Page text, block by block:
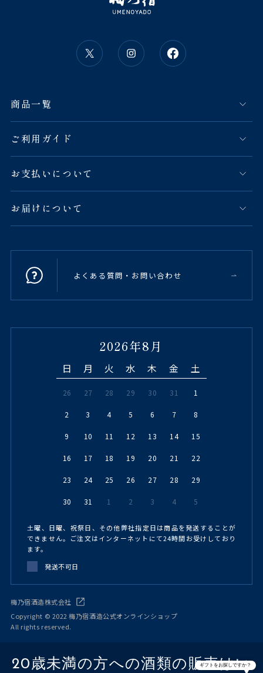
商品一覧
ご利用ガイド
お支払いについて
お届けについて
よくある質問・お問い合わせ
2026年8月
日 月 火 水 木 金 土
26 27 28 29 30 31 1
2 3 4 5 6 7 8
9 10 11 12 13 14 15
16 17 18 19 20 21 22
23 24 25 26 27 28 29
30 31 1 2 3 4 5
土曜、日曜、祝祭日、その他弊社指定日は商品を発送することが
できません。ご注文はインターネットにて24時間お受けしており
ます。
発送不可日
梅乃宿酒造株式会社
Copyright © 2022 梅乃宿酒造公式オンラインショップ
All rights reserved.
20歳未満の方への酒類の販売はい
ギフトをお探しですか？